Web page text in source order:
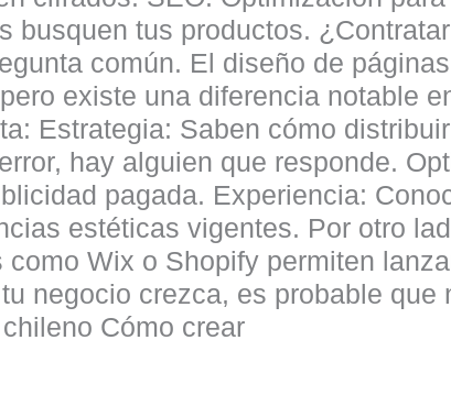
tus productos.
común. El diseño de
existe una diferencia notable
Estrategia: Saben cómo
hay alguien que responde.
pagada. Experiencia:
estéticas vigentes. Por otro
Wix o Shopify permiten
negocio crezca, es probable que
Cómo crear